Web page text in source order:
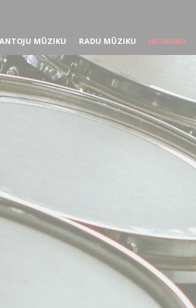
MŪZIKU RADU MŪZIKU JAUNUMI